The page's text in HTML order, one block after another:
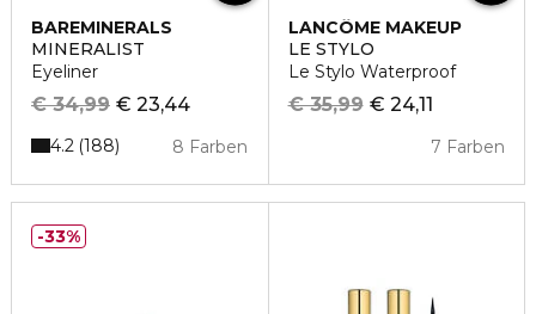
BAREMINERALS
MINERALIST
Eyeliner
€ 23,44
€ 34,99
8 Farben
4.2 188
LANCÔME MAKEUP
LE STYLO
Le Stylo Waterproof
€ 24,11
€ 35,99
7 Farben
33%